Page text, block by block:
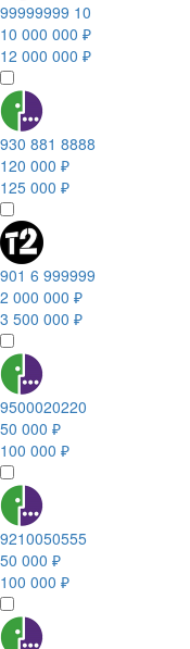
99999999 10
10 000 000 ₽
12 000 000 ₽
930 881 8888
120 000 ₽
125 000 ₽
901 6 999999
2 000 000 ₽
3 500 000 ₽
9500020220
50 000 ₽
100 000 ₽
9210050555
50 000 ₽
100 000 ₽